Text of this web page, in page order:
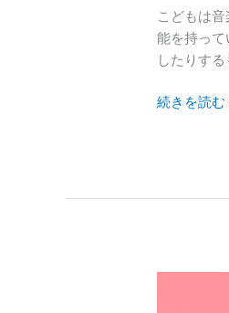
こどもは
能を持っ
したりす
も
よ
い
続きを読む